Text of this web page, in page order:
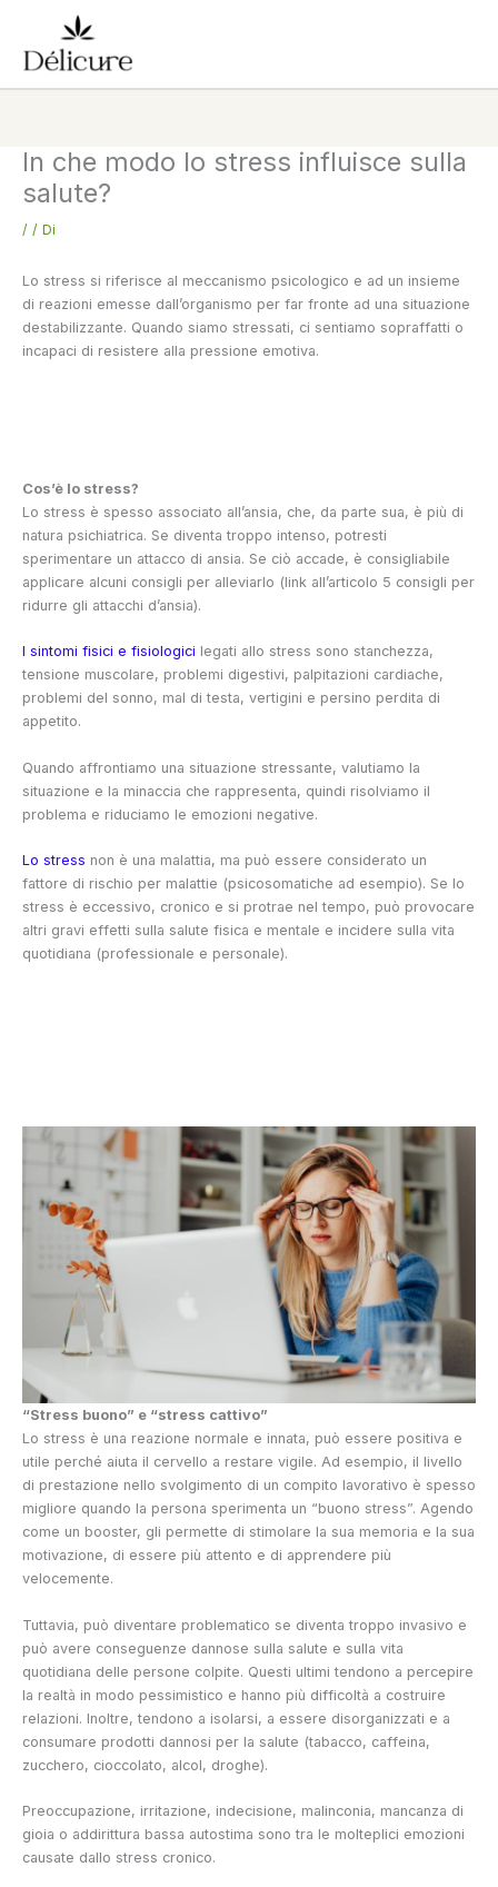
contenuto
In che modo lo stress influisce sulla
salute?
/ / Di
Lo stress si riferisce al meccanismo psicologico e ad un insieme
di reazioni emesse dall’organismo per far fronte ad una situazione
destabilizzante. Quando siamo stressati, ci sentiamo sopraffatti o
incapaci di resistere alla pressione emotiva.
Cos’è lo stress?
Lo stress è spesso associato all’ansia, che, da parte sua, è più di
natura psichiatrica. Se diventa troppo intenso, potresti
sperimentare un attacco di ansia. Se ciò accade, è consigliabile
applicare alcuni consigli per alleviarlo (link all’articolo 5 consigli per
ridurre gli attacchi d’ansia).
I sintomi fisici e fisiologici legati allo stress sono stanchezza,
tensione muscolare, problemi digestivi, palpitazioni cardiache,
problemi del sonno, mal di testa, vertigini e persino perdita di
appetito.
Quando affrontiamo una situazione stressante, valutiamo la
situazione e la minaccia che rappresenta, quindi risolviamo il
problema e riduciamo le emozioni negative.
Lo stress non è una malattia, ma può essere considerato un
fattore di rischio per malattie (psicosomatiche ad esempio). Se lo
stress è eccessivo, cronico e si protrae nel tempo, può provocare
altri gravi effetti sulla salute fisica e mentale e incidere sulla vita
quotidiana (professionale e personale).
“Stress buono” e “stress cattivo”
Lo stress è una reazione normale e innata, può essere positiva e
utile perché aiuta il cervello a restare vigile. Ad esempio, il livello
di prestazione nello svolgimento di un compito lavorativo è spesso
migliore quando la persona sperimenta un “buono stress”. Agendo
come un booster, gli permette di stimolare la sua memoria e la sua
motivazione, di essere più attento e di apprendere più
velocemente.
Tuttavia, può diventare problematico se diventa troppo invasivo e
può avere conseguenze dannose sulla salute e sulla vita
quotidiana delle persone colpite. Questi ultimi tendono a percepire
la realtà in modo pessimistico e hanno più difficoltà a costruire
relazioni. Inoltre, tendono a isolarsi, a essere disorganizzati e a
consumare prodotti dannosi per la salute (tabacco, caffeina,
zucchero, cioccolato, alcol, droghe).
Preoccupazione, irritazione, indecisione, malinconia, mancanza di
gioia o addirittura bassa autostima sono tra le molteplici emozioni
causate dallo stress cronico.